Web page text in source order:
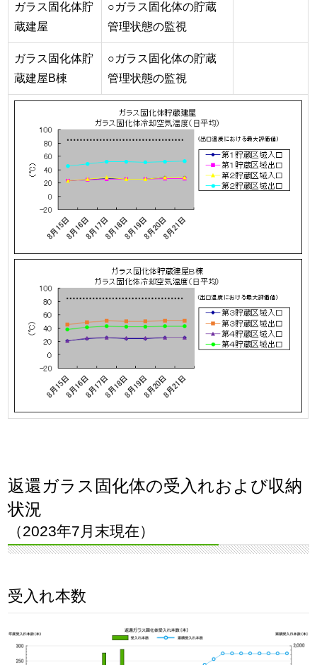
ガラス固化体貯
蔵建屋
○ガラス固化体の貯蔵
管理状態の監視
ガラス固化体貯
蔵建屋B棟
○ガラス固化体の貯蔵
管理状態の監視
返還ガラス固化体の受入れおよび収納
状況
（2023年7月末現在）
受入れ本数